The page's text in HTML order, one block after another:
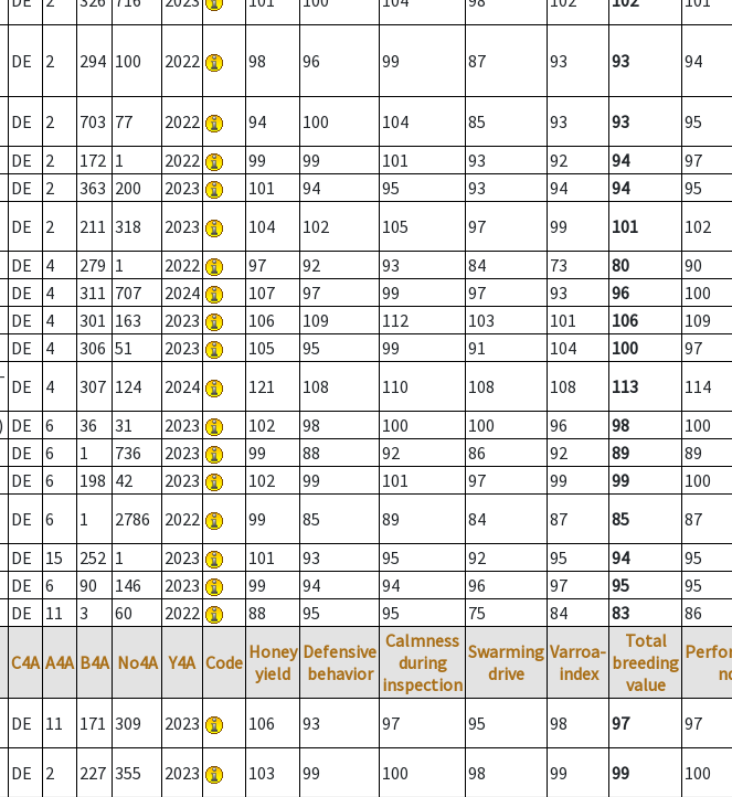
DE 2 294 100 2022 98 96 99 87 93 93 94
DE 2 703 77 2022 94 100 104 85 93 93
95
DE 2 172 1 2022 99 99 101 93 92 94
97
DE 2 363 200 2023 101 94 95 93 94 94
95
DE 2 211 318 2023 104 102 105 97 99 101
102
DE 4 279 1 2022 97 92 93 84 73 80
90
DE 4 311 707 2024 107 97 99 97 93 96
100
DE 4 301 163 2023 106 109 112 103 101 106
109
DE 4 306 51 2023 105 95 99 91 104 100
97
DE 4 307 124 2024 121 108 110 108 108 113
114
DE 6 36 31 2023 102 98 100 100 96 98
100
DE 6 1 736 2023 99 88 92 86 92 89
89
DE 6 198 42 2023 102 99 101 97 99 99
100
DE 6 1 2786 2022 99 85 89 84 87 85
87
DE 15 252 1 2023 101 93 95 92 95 94
95
DE 6 90 146 2023 99 94 94 96 97 95
95
DE 11 3 60 2022 88 95 95 75 84 83 86
C4A A4A B4A No4A Y4A Code Honey
yield
Defensive
behavior
Calmness
during
inspection
Swarming
drive
Varroa-
index
Total
breeding
value
DE 11 171 309 2023 106 93 97 95 98 97 97
DE 2 227 355 2023 103 99 100 98 99 99
100